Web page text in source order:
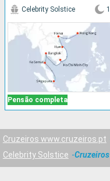
Pensão completa
Celebrity Solstice
Cruzeiros www.cruzeiros.pt
Celebrity Solstice